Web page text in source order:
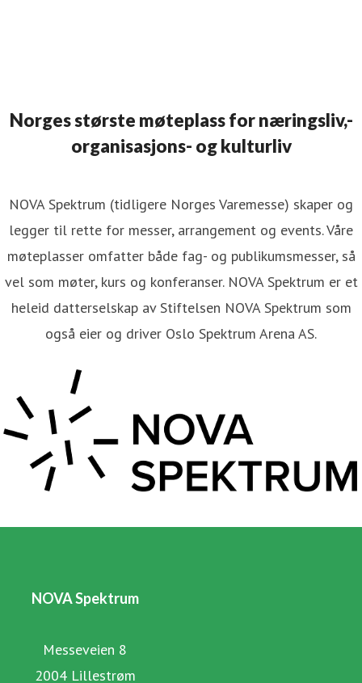
Norges største møteplass for næringsliv,-
organisasjons- og kulturliv
NOVA Spektrum (tidligere Norges Varemesse) skaper og
legger til rette for messer, arrangement og events. Våre
møteplasser omfatter både fag- og publikumsmesser, så
vel som møter, kurs og konferanser. NOVA Spektrum er et
heleid datterselskap av Stiftelsen NOVA Spektrum som
også eier og driver Oslo Spektrum Arena AS.
NOVA Spektrum
Messeveien 8
2004 Lillestrøm